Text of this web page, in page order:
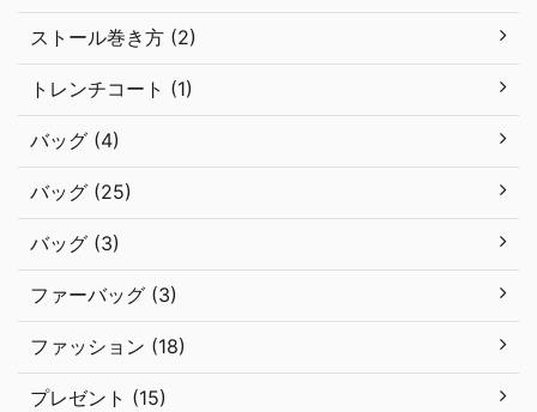
ストール巻き方 (2)
トレンチコート (1)
バッグ (4)
バッグ (25)
バッグ (3)
ファーバッグ (3)
ファッション (18)
プレゼント (15)